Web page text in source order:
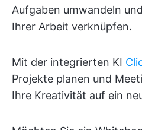
Aufgaben umwandeln
Ihrer Arbeit verknüpfen.
Mit der integrierten KI
Projekte planen und
Ihre Kreativität auf ein